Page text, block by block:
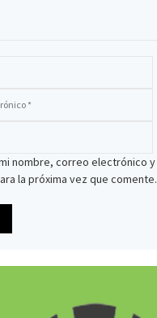
nombre, correo electrónico
la próxima vez que comente.